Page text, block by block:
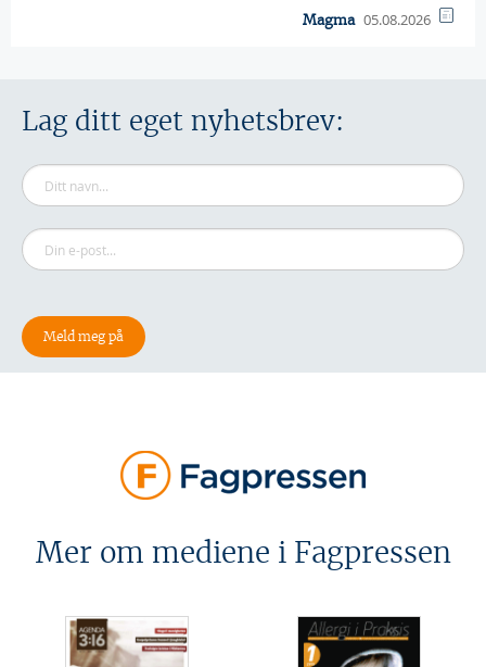
Magma 05.08.2026
Lag ditt eget nyhetsbrev:
Mer om mediene i Fagpressen